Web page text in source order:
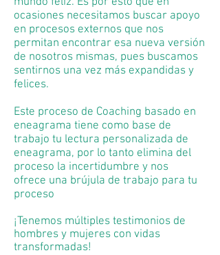
ocasiones necesitamos buscar apoyo
en procesos externos que nos
permitan encontrar esa nueva versión
de nosotros mismas, pues buscamos
sentirnos una vez más expandidas y
felices.
Este proceso de Coaching basado en
eneagrama tiene como base de
trabajo tu lectura personalizada de
eneagrama, por lo tanto elimina del
proceso la incertidumbre y nos
ofrece una brújula de trabajo para tu
proceso
¡Tenemos múltiples testimonios de
hombres y mujeres con vidas
transformadas!